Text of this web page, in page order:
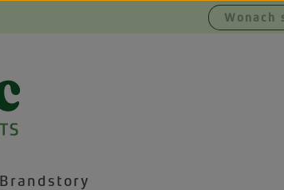
Brandstory